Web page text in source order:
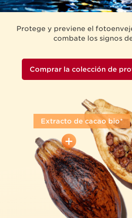
Protege y previene el
combate los signos
Comprar la colección de
Extracto de cacao bio*